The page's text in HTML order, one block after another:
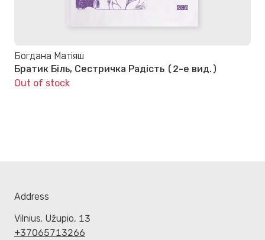
Богдана Матіяш
Братик Біль, Сестричка Радість (2-е вид.)
Out of stock
Address
Vilnius. Užupio, 13
+37065713266